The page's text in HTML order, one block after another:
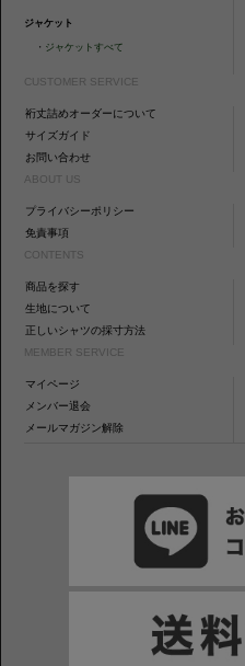
ジャケット
・ ジャケットすべて
CUSTOMER SERVICE
裄丈詰めオーダーについて
サイズガイド
お問い合わせ
ABOUT US
プライバシーポリシー
免責事項
CONTENTS
商品を探す
生地について
正しいシャツの採寸方法
MEMBER SERVICE
マイページ
メンバー退会
メールマガジン解除